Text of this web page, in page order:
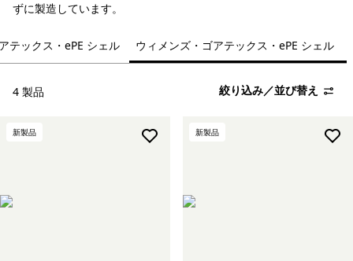
絞り込み
スポーツ
ずに製造しています。
テックス・ePE シェル ウィメンズ・ゴアテックス・ePE シェル
4 製品 絞り込み／並び替え
新製品 新製品